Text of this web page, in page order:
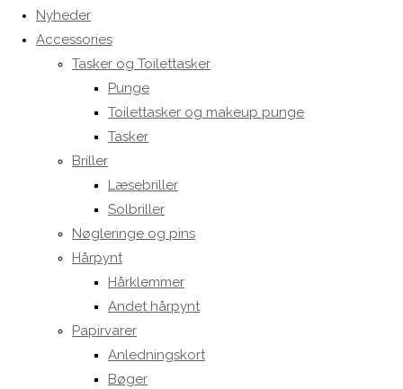
Nyheder
Accessories
Tasker og Toilettasker
Punge
Toilettasker og makeup punge
Tasker
Briller
Læsebriller
Solbriller
Nøgleringe og pins
Hårpynt
Hårklemmer
Andet hårpynt
Papirvarer
Anledningskort
Bøger